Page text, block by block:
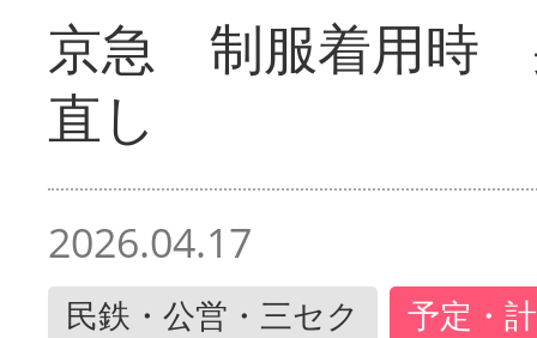
京急 制服着用時
直し
2026.04.17
民鉄・公営・三セク 予定・